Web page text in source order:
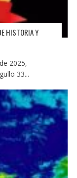
HISTORIA Y
2025,
33...